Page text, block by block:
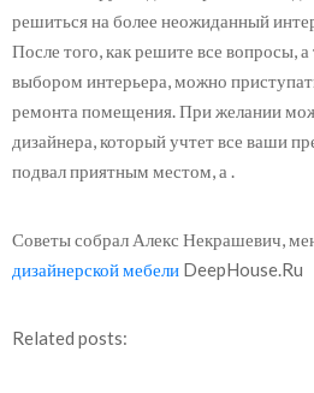
решиться на более неожиданный
После того, как решите все вопросы, а
выбором интерьера, можно
ремонта помещения. При желании
дизайнера, который учтет все ваши
подвал приятным местом, а .
Советы собрал Алекс Некрашевич,
дизайнерской мебели DeepHouse.Ru
Related posts: